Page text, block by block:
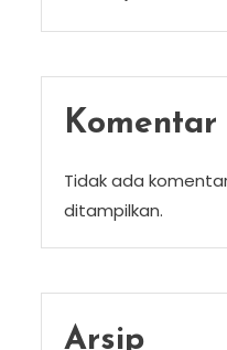
Komentar
Tidak ada
ditampilkan.
Arsip